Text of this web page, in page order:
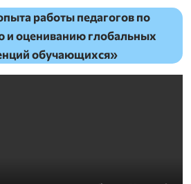
работы педагогов по
оцениванию глобальных
обучающихся»